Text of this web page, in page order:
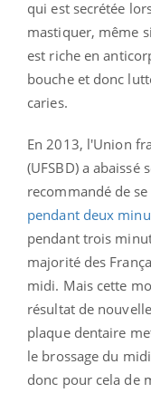
qui est secrétée
mastiquer, même
est riche en
bouche et donc
caries.
En 2013, l'Union
(UFSBD) a abaissé
recommandé de
pendant deux
pendant trois
majorité des
midi. Mais cette
résultat de
plaque dentaire
le brossage du
donc pour cela de